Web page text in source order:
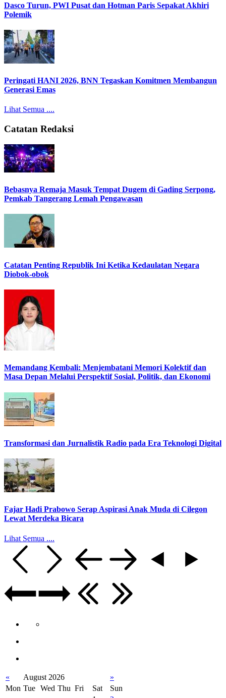
Dasco Turun, PWI Pusat dan Hotman Paris Sepakat Akhiri
Polemik
Peringati HANI 2026, BNN Tegaskan Komitmen Membangun
Generasi Emas
Lihat Semua ....
Catatan Redaksi
Bebasnya Remaja Masuk Tempat Dugem di Gading Serpong,
Pemkab Tangerang Lemah Pengawasan
Catatan Penting Republik Ini Ketika Kedaulatan Negara
Diobok-obok
Memandang Kembali: Menjembatani Memori Kolektif dan
Masa Depan Melalui Perspektif Sosial, Politik, dan Ekonomi
Transformasi dan Jurnalistik Radio pada Era Teknologi Digital
Fajar Hadi Prabowo Serap Aspirasi Anak Muda di Cilegon
Lewat Merdeka Bicara
Lihat Semua ....
« August 2026
»
Mon Tue Wed Thu Fri Sat
Sun